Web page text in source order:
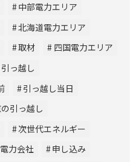
中部電力エリア
北海道電力エリア
取材
四国電力エリア
引っ越し
引っ越し当日
引っ越し
次世代エネルギー
力会社
申し込み